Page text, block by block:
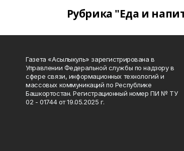
Рубрика "Еда и
Газета «Асылыкуль» зарегистрирована в
Управлении Федеральной службы по надзору в
сфере связи, информационных технологий и
массовых коммуникаций по Республике
Башкортостан. Регистрационный номер ПИ № ТУ
02 - 01744 от 19.05.2025 г.